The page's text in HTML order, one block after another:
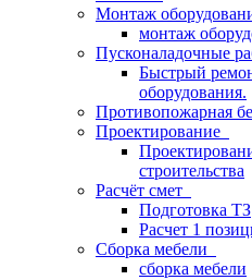
Монтаж
монтаж
Пусконаладочные
Быстрый
оборудования.
Противопожарная
Проектирование
строительства
Расчёт смет
Подготовка ТЗ
Расчет 1
Сборка мебели
сборка мебели